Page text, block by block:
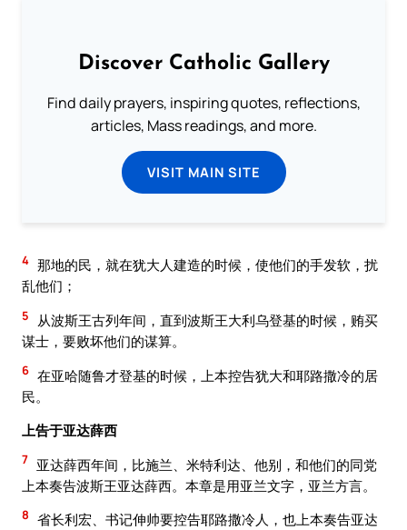
Discover Catholic Gallery
Find daily prayers, inspiring quotes, reflections,
articles, Mass readings, and more.
VISIT MAIN SITE
4 那地的民，就在犹大人建造的时候，使他们的手发软，扰
乱他们；
5
从波斯王古列年间，直到波斯王大利乌登基的时候，贿买
谋士，要败坏他们的谋算。
6 在亚哈随鲁才登基的时候，上本控告犹大和耶路撒冷的居
民。
上告于亚达薛西
7 亚达薛西年间，比施兰、米特利达、他别，和他们的同党
上本奏告波斯王亚达薛西。本章是用亚兰文字，亚兰方言。
8 省长利宏、书记伸帅要控告耶路撒冷人，也上本奏告亚达